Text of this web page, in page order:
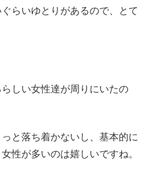
らいゆとりがあるので、とて
しい女性達が周りにいたの
と落ち着かないし、基本的に
性が多いのは嬉しいですね。